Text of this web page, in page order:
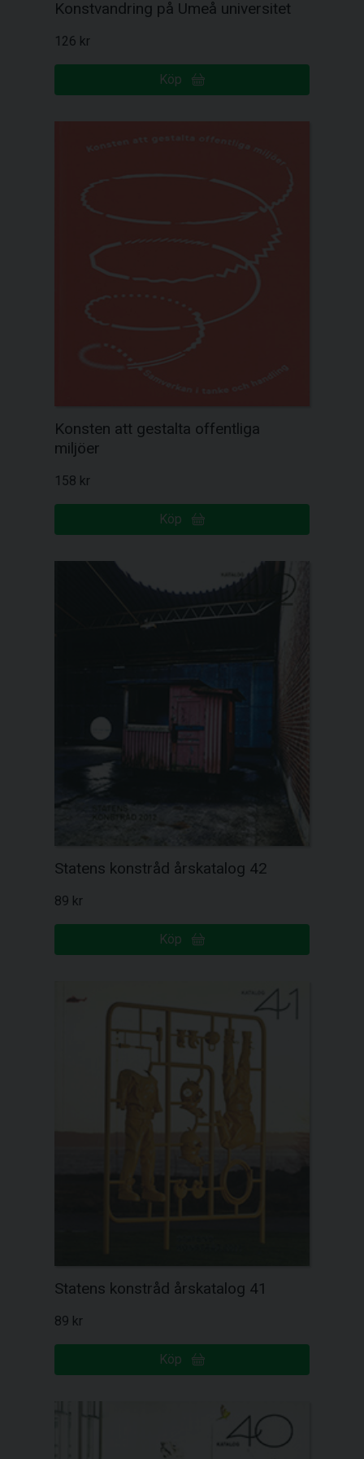
Konstvandring på Umeå universitet
126 kr
Köp
Konsten att gestalta offentliga
miljöer
158 kr
Köp
Statens konstråd årskatalog 42
89 kr
Köp
Statens konstråd årskatalog 41
89 kr
Köp